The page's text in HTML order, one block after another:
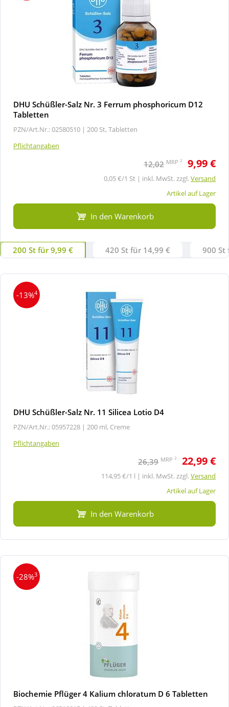
DHU Schüßler-Salz Nr. 3 Ferrum phosphoricum D12
Tabletten
PZN/Art.Nr.: 02580510 | 200 St, Tabletten
Pflichtangaben
12,02 MRP 2 9,99 €
0,05 €/1 St | inkl. MwSt. zzgl.Versand
Artikel auf Lager
In den Warenkorb
200 St für 9,99 € 420 St für 14,99 € 900 St
-13%4
DHU Schüßler-Salz Nr. 11 Silicea Lotio D4
PZN/Art.Nr.: 05957228 | 200 ml, Creme
Pflichtangaben
26,39 MRP 2 22,99 €
114,95 €/1 l | inkl. MwSt. zzgl.Versand
Artikel auf Lager
In den Warenkorb
-28%3
Biochemie Pflüger 4 Kalium chloratum D 6 Tabletten